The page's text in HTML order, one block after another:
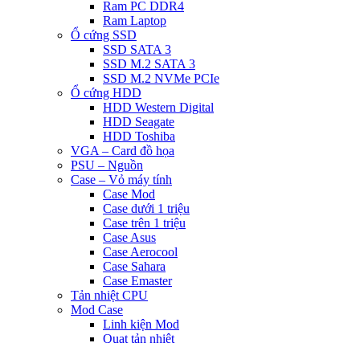
Ram PC DDR4
Ram Laptop
Ổ cứng SSD
SSD SATA 3
SSD M.2 SATA 3
SSD M.2 NVMe PCIe
Ổ cứng HDD
HDD Western Digital
HDD Seagate
HDD Toshiba
VGA – Card đồ họa
PSU – Nguồn
Case – Vỏ máy tính
Case Mod
Case dưới 1 triệu
Case trên 1 triệu
Case Asus
Case Aerocool
Case Sahara
Case Emaster
Tản nhiệt CPU
Mod Case
Linh kiện Mod
Quạt tản nhiệt